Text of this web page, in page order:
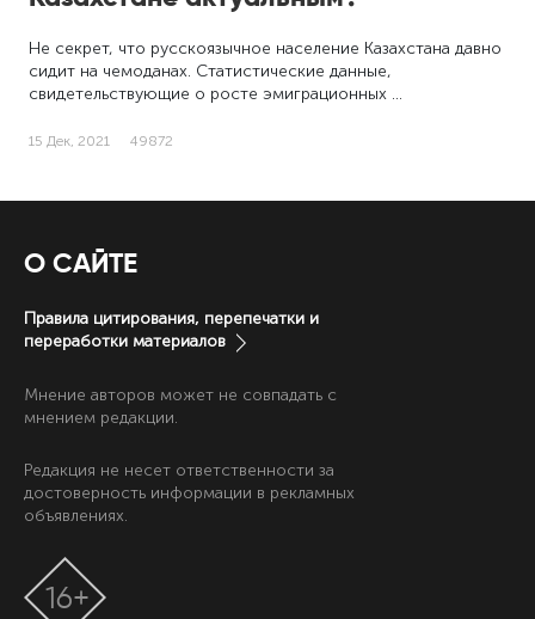
Не секрет, что русскоязычное население Казахстана давно
сидит на чемоданах. Статистические данные,
свидетельствующие о росте эмиграционных …
15 Дек, 2021 49872
О САЙТЕ
Правила цитирования, перепечатки и
переработки материалов
Мнение авторов может не совпадать с
мнением редакции.
Редакция не несет ответственности за
достоверность информации в рекламных
объявлениях.
16+